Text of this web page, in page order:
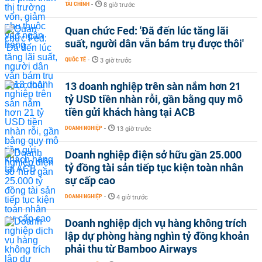
TÀI CHÍNH - 8 giờ trước
Quan chức Fed: 'Đã đến lúc tăng lãi
suất, người dân vẫn bám trụ được thôi'
QUỐC TẾ - 3 giờ trước
13 doanh nghiệp trên sàn nắm hơn 21
tỷ USD tiền nhàn rỗi, gần bằng quy mô
tiền gửi khách hàng tại ACB
DOANH NGHIỆP - 13 giờ trước
Doanh nghiệp điện sở hữu gần 25.000
tỷ đồng tài sản tiếp tục kiện toàn nhân
sự cấp cao
DOANH NGHIỆP - 4 giờ trước
Doanh nghiệp dịch vụ hàng không trích
lập dự phòng hàng nghìn tỷ đồng khoản
phải thu từ Bamboo Airways